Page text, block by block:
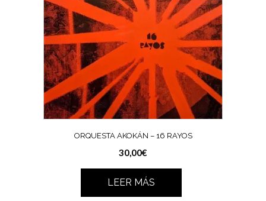
ORQUESTA AKOKÁN – 16 RAYOS
30,00€
LEER MÁS